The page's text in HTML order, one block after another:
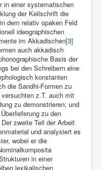
in einer systematischen
der Keilschrift die
dem relativ opaken Feld
ideographischen
im Akkadischen[3]
auch akkadisch
Basis der
bei den Schreibern eine
konstanten
die Sandhi-Formen zu
z.T. auch mit
zu demonstrieren; und
zu den
zweite Teil der Arbeit
und analysiert es
wobei er die
in einer
lexikalischen